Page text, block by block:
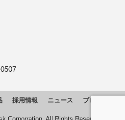
採用情報 ニュース ブログ